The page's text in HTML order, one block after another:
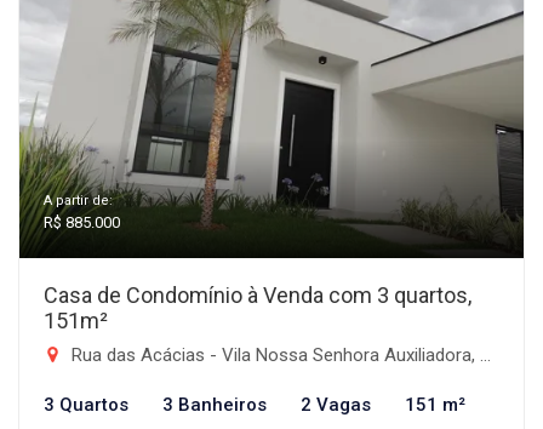
A partir de:
R$ 885.000
Casa de Condomínio à Venda com 3 quartos,
151m²
Rua das Acácias - Vila Nossa Senhora Auxiliadora, Tremembé-SP
3 Quartos 3 Banheiros 2 Vagas 151 m²